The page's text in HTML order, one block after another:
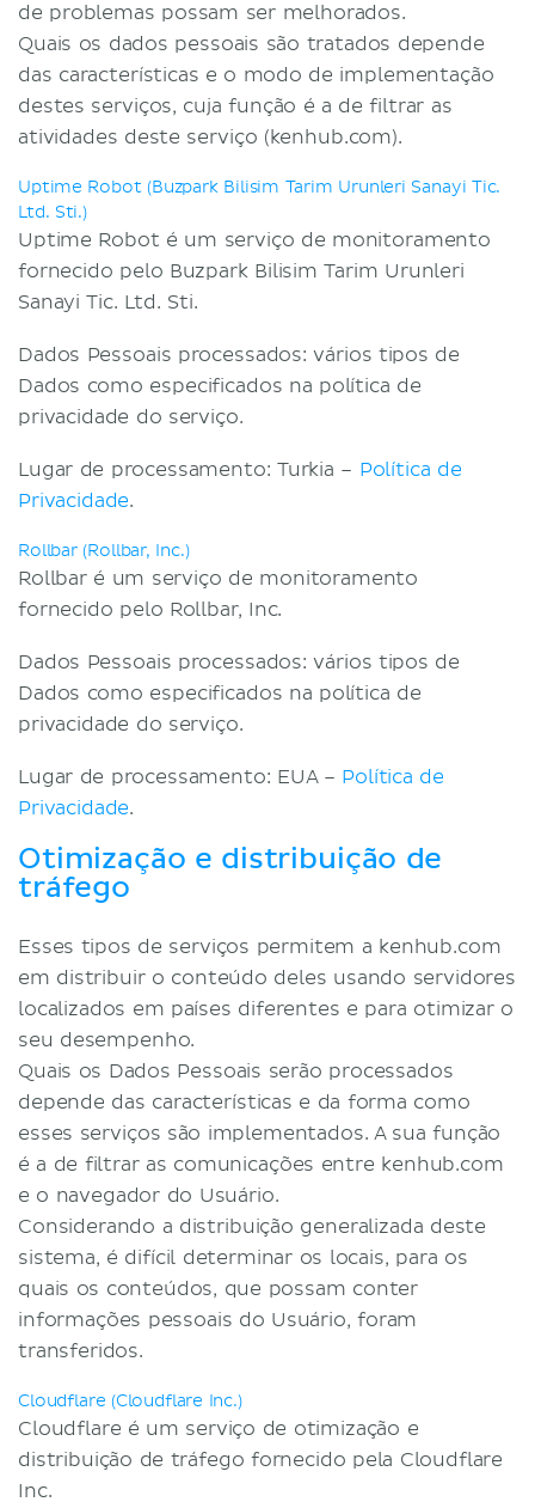
de problemas possam ser melhorados.
Quais os dados pessoais são tratados depende
das características e o modo de implementação
destes serviços, cuja função é a de filtrar as
atividades deste serviço (kenhub.com).
Uptime Robot (Buzpark Bilisim Tarim Urunleri Sanayi Tic.
Ltd. Sti.)
Uptime Robot é um serviço de monitoramento
fornecido pelo Buzpark Bilisim Tarim Urunleri
Sanayi Tic. Ltd. Sti.
Dados Pessoais processados: vários tipos de
Dados como especificados na política de
privacidade do serviço.
Lugar de processamento: Turkia – Política de
Privacidade.
Rollbar (Rollbar, Inc.)
Rollbar é um serviço de monitoramento
fornecido pelo Rollbar, Inc.
Dados Pessoais processados: vários tipos de
Dados como especificados na política de
privacidade do serviço.
Lugar de processamento: EUA – Política de
Privacidade.
Otimização e distribuição de
tráfego
Esses tipos de serviços permitem a kenhub.com
em distribuir o conteúdo deles usando servidores
localizados em países diferentes e para otimizar o
seu desempenho.
Quais os Dados Pessoais serão processados
depende das características e da forma como
esses serviços são implementados. A sua função
é a de filtrar as comunicações entre kenhub.com
e o navegador do Usuário.
Considerando a distribuição generalizada deste
sistema, é difícil determinar os locais, para os
quais os conteúdos, que possam conter
informações pessoais do Usuário, foram
transferidos.
Cloudflare (Cloudflare Inc.)
Cloudflare é um serviço de otimização e
distribuição de tráfego fornecido pela Cloudflare
Inc.